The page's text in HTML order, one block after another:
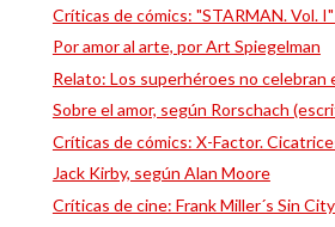
Críticas de cómics: "STARMAN. Vol. I"
Por amor al arte, por Art Spiegelman
Relato: Los superhéroes no celebran
Sobre el amor, según Rorschach
Críticas de cómics: X-Factor.
Jack Kirby, según Alan Moore
Críticas de cine: Frank Miller´s Sin